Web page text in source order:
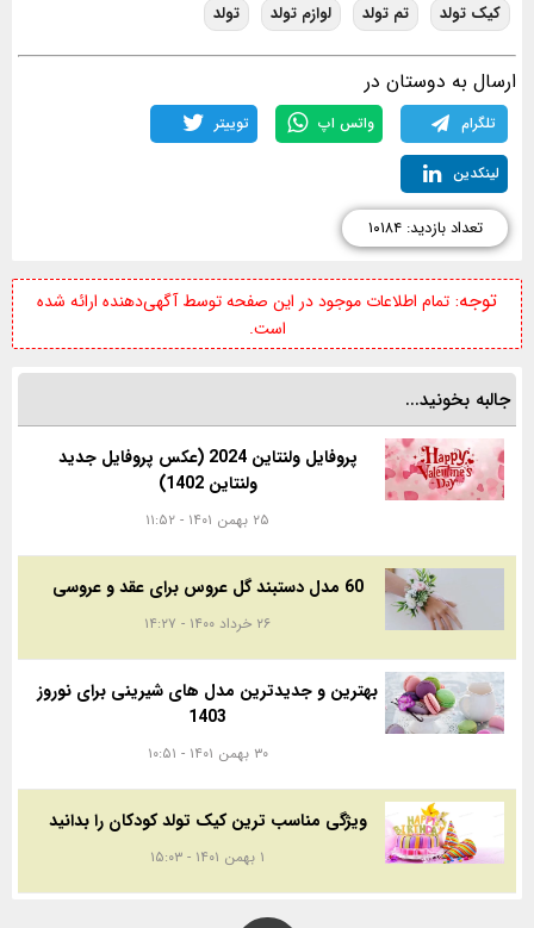
کیک تولد تم تولد لوازم تولد تولد
ارسال به دوستان در
تلگرام واتس اپ توییتر
لینکدین
تعداد بازدید: ۱۰۱۸۴
توجه: تمام اطلاعات موجود در این صفحه توسط آگهی‌دهنده ارائه شده
است.
جالبه بخونید...
پروفایل ولنتاین 2024 (عکس پروفایل جدید
ولنتاین 1402)
۲۵ بهمن ۱۴۰۱ - ۱۱:۵۲
60 مدل دستبند گل عروس برای عقد و عروسی
۲۶ خرداد ۱۴۰۰ - ۱۴:۲۷
بهترین و جدیدترین مدل های شیرینی برای نوروز
1403
۳۰ بهمن ۱۴۰۱ - ۱۰:۵۱
ویژگی مناسب ترین کیک تولد کودکان را بدانید
۱ بهمن ۱۴۰۱ - ۱۵:۰۳